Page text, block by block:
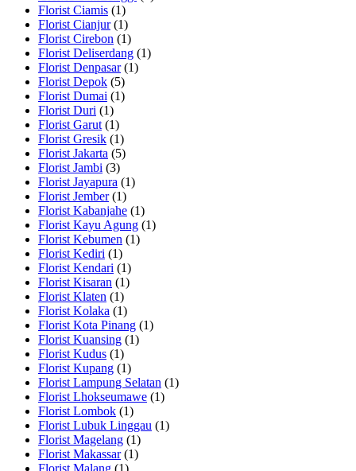
Florist Ciamis (1)
Florist Cianjur(1)
Florist Cirebon (1)
Florist Deliserdang (1)
Florist Denpasar(1)
Florist Depok (5)
Florist Dumai (1)
Florist Duri (1)
Florist Garut (1)
Florist Gresik (1)
Florist Jakarta (5)
Florist Jambi (3)
Florist Jayapura (1)
Florist Jember(1)
Florist Kabanjahe (1)
Florist Kayu Agung (1)
Florist Kebumen (1)
Florist Kediri (1)
Florist Kendari (1)
Florist Kisaran (1)
Florist Klaten (1)
Florist Kolaka (1)
Florist Kota Pinang (1)
Florist Kuansing (1)
Florist Kudus (1)
Florist Kupang (1)
Florist Lampung Selatan (1)
Florist Lhokseumawe (1)
Florist Lombok (1)
Florist Lubuk Linggau (1)
Florist Magelang (1)
Florist Makassar(1)